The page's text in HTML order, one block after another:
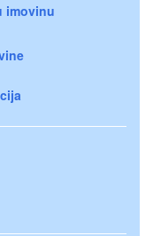
imovinu